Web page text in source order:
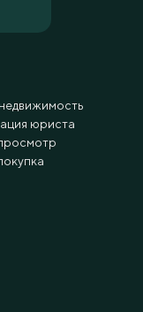
юриста